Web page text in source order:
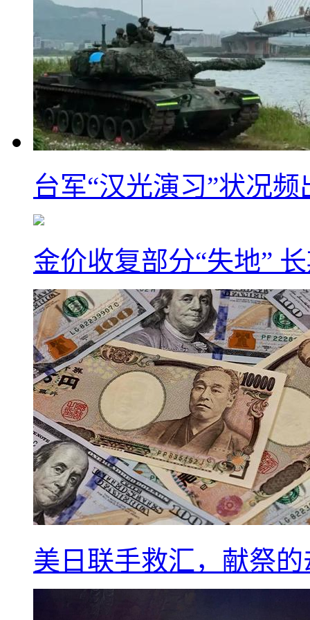
台军“汉光演习”状况
金价收复部分“失地”
美日联手救汇，献祭